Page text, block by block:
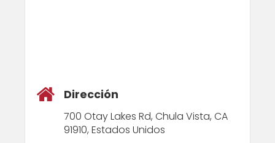
Dirección
700 Otay Lakes Rd, Chula Vista, CA
91910, Estados Unidos